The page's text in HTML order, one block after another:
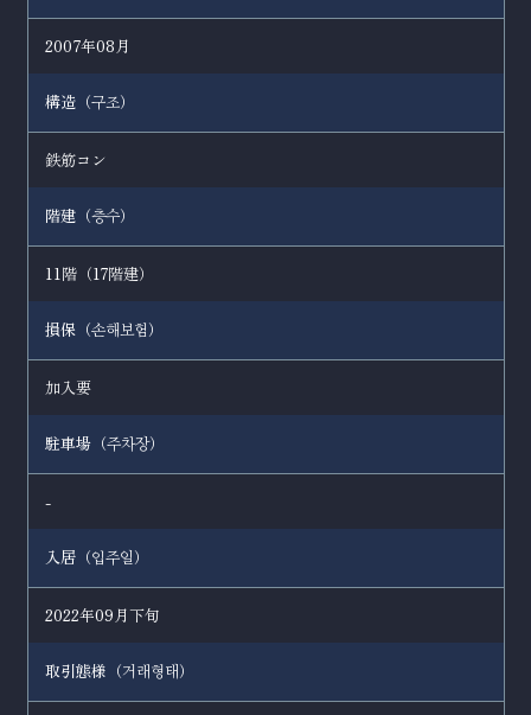
2007年08月
構造（구조）
鉄筋コン
階建（층수）
11階（17階建）
損保（손해보험 ）
加入要
駐車場（주차장）
-
入居（입주일 ）
2022年09月下旬
取引態様（거래형태 ）